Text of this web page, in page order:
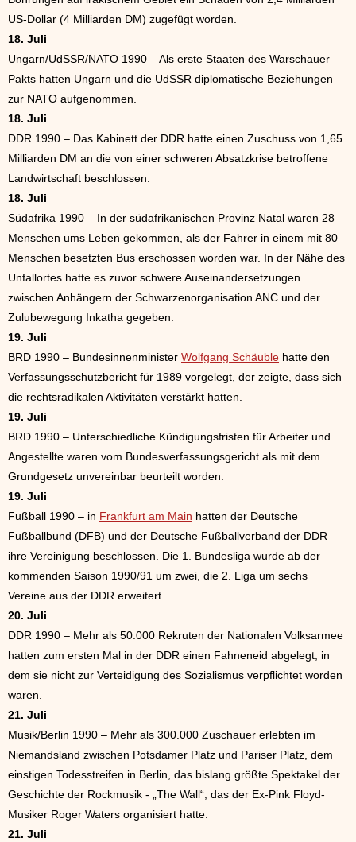
US-Dollar (4 Milliarden DM) zugefügt worden.
18. Juli
Ungarn/UdSSR/NATO 1990 – Als erste Staaten des Warschauer
Pakts hatten Ungarn und die UdSSR diplomatische Beziehungen
zur NATO aufgenommen.
18. Juli
DDR 1990 – Das Kabinett der DDR hatte einen Zuschuss von 1,65
Milliarden DM an die von einer schweren Absatzkrise betroffene
Landwirtschaft beschlossen.
18. Juli
Südafrika 1990 – In der südafrikanischen Provinz Natal waren 28
Menschen ums Leben gekommen, als der Fahrer in einem mit 80
Menschen besetzten Bus erschossen worden war. In der Nähe des
Unfallortes hatte es zuvor schwere Auseinandersetzungen
zwischen Anhängern der Schwarzenorganisation ANC und der
Zulubewegung Inkatha gegeben.
19. Juli
BRD 1990 – Bundesinnenminister Wolfgang Schäuble hatte den
Verfassungsschutzbericht für 1989 vorgelegt, der zeigte, dass sich
die rechtsradikalen Aktivitäten verstärkt hatten.
19. Juli
BRD 1990 – Unterschiedliche Kündigungsfristen für Arbeiter und
Angestellte waren vom Bundesverfassungsgericht als mit dem
Grundgesetz unvereinbar beurteilt worden.
19. Juli
Fußball 1990 – in Frankfurt am Main hatten der Deutsche
Fußballbund (DFB) und der Deutsche Fußballverband der DDR
ihre Vereinigung beschlossen. Die 1. Bundesliga wurde ab der
kommenden Saison 1990/91 um zwei, die 2. Liga um sechs
Vereine aus der DDR erweitert.
20. Juli
DDR 1990 – Mehr als 50.000 Rekruten der Nationalen Volksarmee
hatten zum ersten Mal in der DDR einen Fahneneid abgelegt, in
dem sie nicht zur Verteidigung des Sozialismus verpflichtet worden
waren.
21. Juli
Musik/Berlin 1990 – Mehr als 300.000 Zuschauer erlebten im
Niemandsland zwischen Potsdamer Platz und Pariser Platz, dem
einstigen Todesstreifen in Berlin, das bislang größte Spektakel der
Geschichte der Rockmusik - „The Wall“, das der Ex-Pink Floyd-
Musiker Roger Waters organisiert hatte.
21. Juli